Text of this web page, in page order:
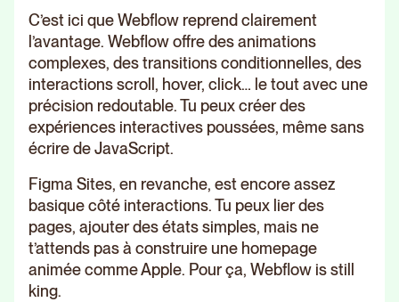
C’est ici que Webflow reprend clairement
l’avantage. Webflow offre des animations
complexes, des transitions conditionnelles, des
interactions scroll, hover, click… le tout avec une
précision redoutable. Tu peux créer des
expériences interactives poussées, même sans
écrire de JavaScript.
Figma Sites, en revanche, est encore assez
basique côté interactions. Tu peux lier des
pages, ajouter des états simples, mais ne
t’attends pas à construire une homepage
animée comme Apple. Pour ça, Webflow is still
king.